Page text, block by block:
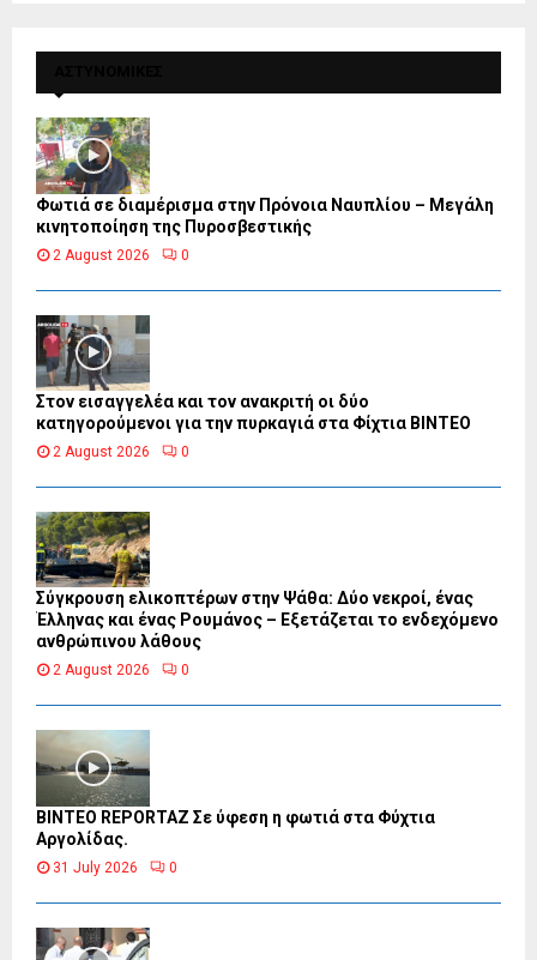
Φωτιά σε διαμέρισμα στην Πρόνοια Ναυπλίου – Μεγάλη
κινητοποίηση της Πυροσβεστικής
2 August 2026 0
Στον εισαγγελέα και τον ανακριτή οι δύο
κατηγορούμενοι για την πυρκαγιά στα Φίχτια ΒΙΝΤΕΟ
2 August 2026 0
Σύγκρουση ελικοπτέρων στην Ψάθα: Δύο νεκροί, ένας
Έλληνας και ένας Ρουμάνος – Εξετάζεται το ενδεχόμενο
ανθρώπινου λάθους
2 August 2026 0
BINTEO REPORTAZ Σε ύφεση η φωτιά στα Φύχτια
Αργολίδας.
31 July 2026 0